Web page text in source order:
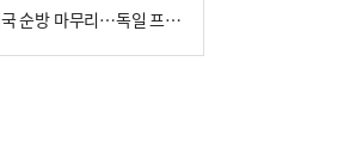
李대통령, 남미 3개국 순방 마무리…독일 프랑크푸르트 향해 출발